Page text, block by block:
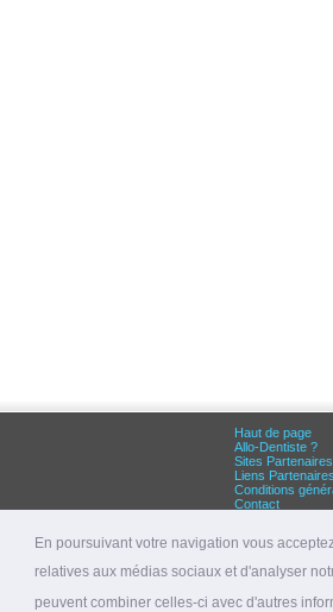
En poursuivant votre navigation vous
relatives aux médias sociaux et d'analyser
peuvent combiner celles-ci avec d'autres
Haut de page
Allo-Dentiste ?
Sites Partenaires
Liens Partenaires
Conditions
Contact
Dentiste Lyon